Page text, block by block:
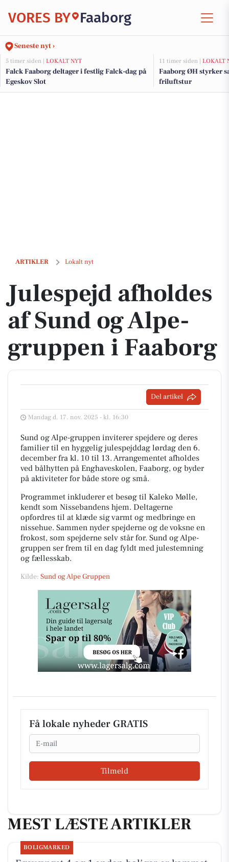
VORES BY Faaborg
Seneste nyt ›
5 timer siden | LOKALT NYT
Falck Faaborg deltager i festlig Falck-dag på
Egeskov Slot
11 timer siden | LOKALT
Faaborg ØH styrker
friluftstur
ARTIKLER Lokalt nyt
Julespejd afholdes af Sund og Alpe-gruppen i Faaborg
Julespejd afholdes
af Sund og Alpe-
gruppen i Faaborg
Del artikel
Mandag d. 17. nov. 2025 - kl. 16:30
Sund og Alpe-gruppen inviterer spejdere og deres
familier til en hyggelig julespejddag lørdag den 6.
december fra kl. 10 til 13. Arrangementet afholdes
ved bålhytten på Enghaveskolen, Faaborg, og byder
på aktiviteter for både store og små.
Programmet inkluderer et besøg til Kaleko Mølle,
kendt som Nissebandens hjem. Deltagerne
opfordres til at klæde sig varmt og medbringe en
nissehue. Sammen nyder spejderne og de voksne en
frokost, som spejderne selv står for. Sund og Alpe-
gruppen ser frem til en dag fyldt med julestemning
og fællesskab.
Kilde: Sund og Alpe Gruppen
Få lokale nyheder GRATIS
Email
Tilmeld
MEST LÆSTE ARTIKLER
BOLIGMARKED